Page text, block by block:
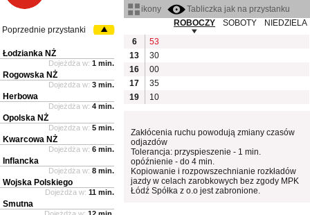
ikony
Tabliczka jak na przystanku
ROBOCZY
SOBOTY
NIEDZIELA
6
53
13
30
16
00
17
35
19
10
Zakłócenia ruchu powodują zmiany czasów
odjazdów
Tolerancja: przyspieszenie - 1 min.
opóźnienie - do 4 min.
Kopiowanie i rozpowszechnianie rozkładów
jazdy w celach zarobkowych bez zgody MPK
Łódź Spółka z o.o jest zabronione.
Poprzednie przystanki
Łodzianka NŻ
Dojeżdża w: 1 min.
Rogowska NŻ
Dojeżdża w: 3 min.
Herbowa
Dojeżdża w: 4 min.
Opolska NŻ
Dojeżdża w: 5 min.
Kwarcowa NŻ
Dojeżdża w: 6 min.
Inflancka
Dojeżdża w: 8 min.
Wojska Polskiego
Dojeżdża w: 11 min.
Smutna